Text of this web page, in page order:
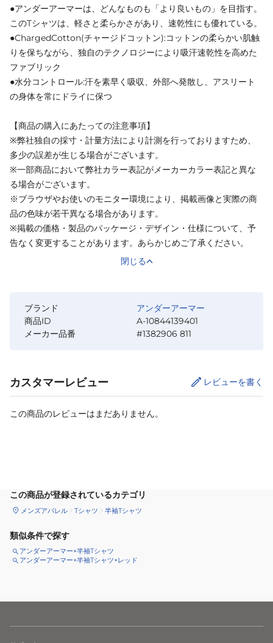
●アンダーアーマーは、どんなものも「より良いもの」を目指す。
このTシャツは、軽さと柔らかさがあり、速乾性にも優れている。
●ChargedCotton(チャージドコットン):コットンの柔らかい肌触
りを保ちながら、独自のテクノロジーにより吸汗速乾性を高めた
ファブリック
●水分コントロール:汗を素早く吸収、外部へ発散し、アスリート
の身体を常にドライに保つ
【商品の購入にあたっての注意事項】
※弊社独自の採寸・計量方法により計測を行っておりますため、
多少の誤差が生じる場合がございます。
※一部商品において弊社カラー表記がメーカーカラー表記と異な
る場合がございます。
※ブラウザやお使いのモニター環境により、掲載画像と実際の商
品の色味が若干異なる場合があります。
※掲載の価格・製品のパッケージ・デザイン・仕様について、予
告なく変更することがあります。あらかじめご了承ください。
閉じる
ブランド
アンダーアーマー
商品ID
A-10844139401
メーカー品番
#1382906 811
カスタマーレビュー レビューを書く
この商品のレビューはまだありません。
この商品が登録されているカテゴリ
メンズアパレル Tシャツ 半袖Tシャツ
類似条件で探す
アンダーアーマー×半袖Tシャツ
アンダーアーマー×半袖Tシャツ×レッド